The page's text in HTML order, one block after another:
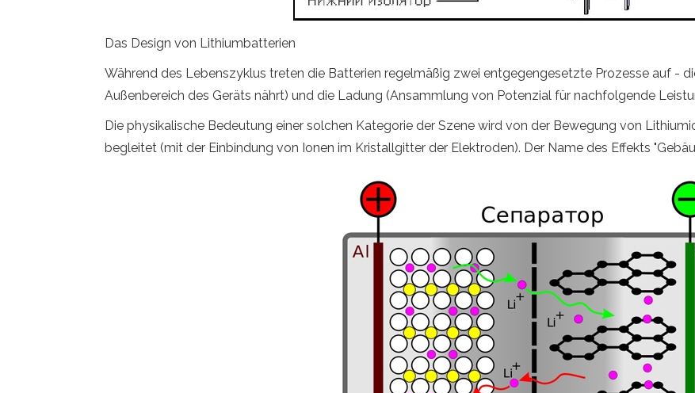
Das Design von Lithiumbatterien
Während des Lebenszyklus treten die Batterien regelmäßig zwei entgegengesetzte Prozesse auf -
Außenbereich des Geräts nährt) und die Ladung (Ansammlung von Potenzial für nachfolgende
Die physikalische Bedeutung einer solchen Kategorie der Szene wird von der Bewegung von
begleitet (mit der Einbindung von Ionen im Kristallgitter der Elektroden). Der Name des Effekts